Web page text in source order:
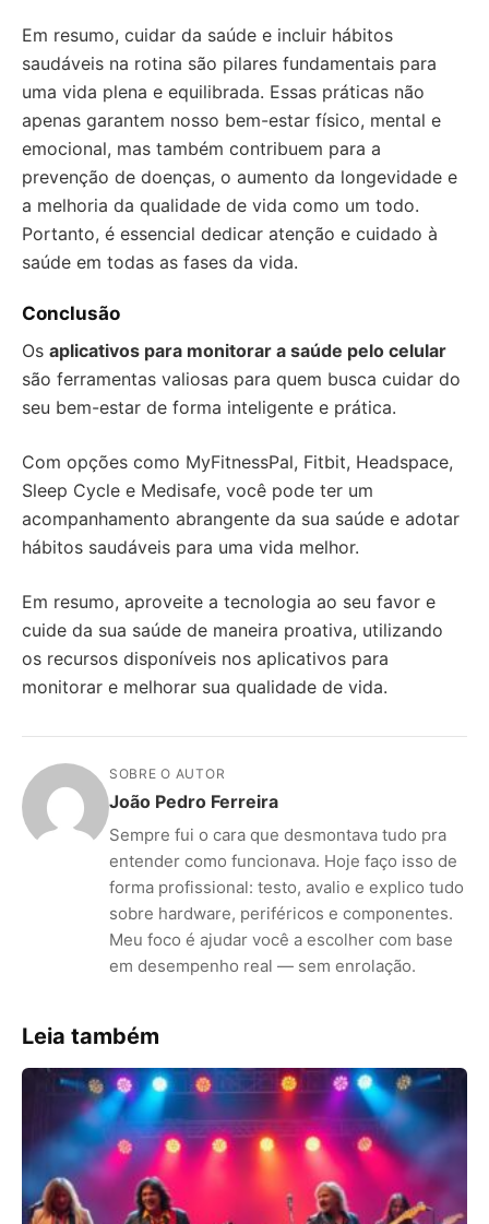
Em resumo, cuidar da saúde e incluir hábitos
saudáveis na rotina são pilares fundamentais para
uma vida plena e equilibrada. Essas práticas não
apenas garantem nosso bem-estar físico, mental e
emocional, mas também contribuem para a
prevenção de doenças, o aumento da longevidade e
a melhoria da qualidade de vida como um todo.
Portanto, é essencial dedicar atenção e cuidado à
saúde em todas as fases da vida.
Conclusão
Os aplicativos para monitorar a saúde pelo celular
são ferramentas valiosas para quem busca cuidar do
seu bem-estar de forma inteligente e prática.
Com opções como MyFitnessPal, Fitbit, Headspace,
Sleep Cycle e Medisafe, você pode ter um
acompanhamento abrangente da sua saúde e adotar
hábitos saudáveis para uma vida melhor.
Em resumo, aproveite a tecnologia ao seu favor e
cuide da sua saúde de maneira proativa, utilizando
os recursos disponíveis nos aplicativos para
monitorar e melhorar sua qualidade de vida.
SOBRE O AUTOR
João Pedro Ferreira
Sempre fui o cara que desmontava tudo pra
entender como funcionava. Hoje faço isso de
forma profissional: testo, avalio e explico tudo
sobre hardware, periféricos e componentes.
Meu foco é ajudar você a escolher com base
em desempenho real — sem enrolação.
Leia também